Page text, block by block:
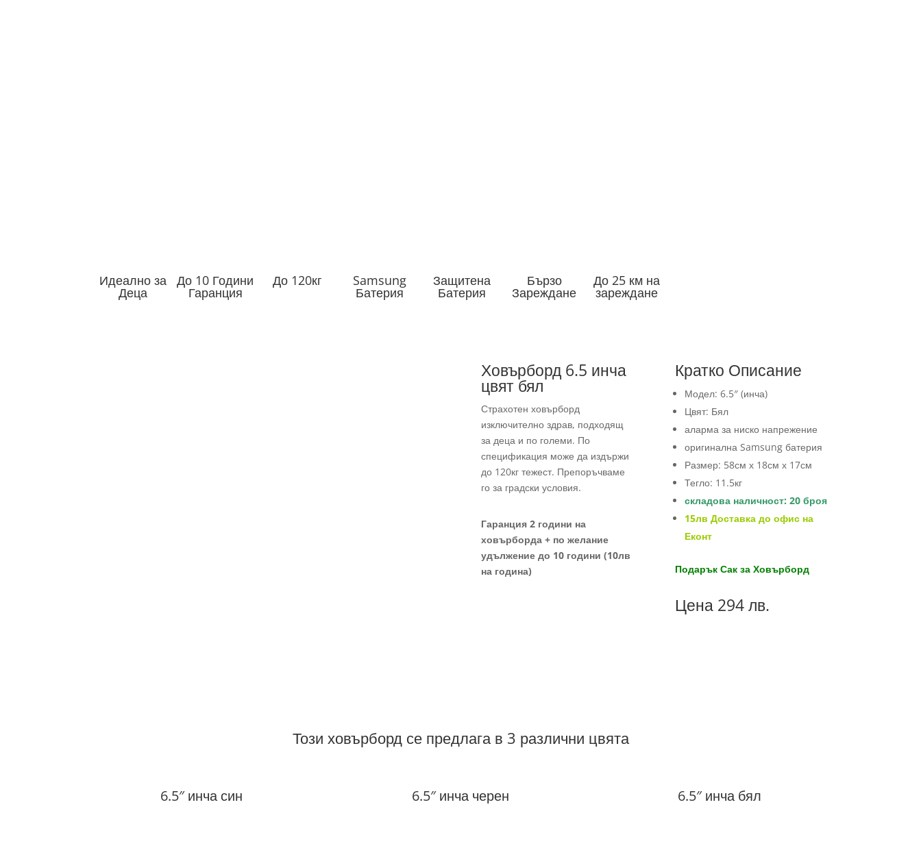
Идеално за
Деца
До 10 Години
Гаранция
До 120кг Samsung
Батерия
Защитена
Батерия
Бързо
Зареждане
До 25 км на
зареждане
Ховърборд 6.5 инча
цвят бял
Страхотен ховърборд
изключително здрав, подходящ
за деца и по големи. По
спецификация може да издържи
до 120кг тежест. Препоръчваме
го за градски условия.
Гаранция 2 години на
ховърборда + по желание
удължение до 10 години (10лв
на година)
Кратко Описание
Модел: 6.5″ (инча)
Цвят: Бял
аларма за ниско напрежение
оригинална Samsung батерия
Размер: 58см х 18см х 17см
Тегло: 11.5кг
складова наличност: 20 броя
15лв Доставка до офис на
Еконт
Подарък Сак за Ховърборд
Цена 294 лв.
Този ховърборд се предлага в 3 различни цвята
6.5″ инча син 6.5″ инча черен 6.5″ инча бял